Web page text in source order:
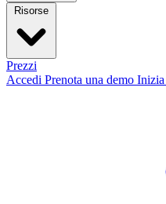
Prezzi
Accedi Prenota una demo Inizia